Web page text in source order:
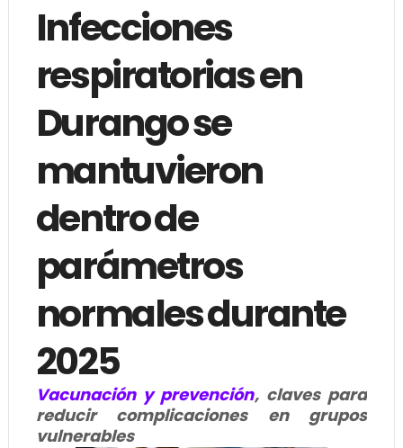
Infecciones
respiratorias en
Durango se
mantuvieron
dentro de
parámetros
normales durante
2025
Vacunación y prevención, claves para
reducir complicaciones en grupos
vulnerables